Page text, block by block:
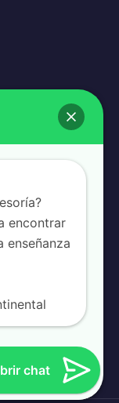
encontrar
enseñanza
chat